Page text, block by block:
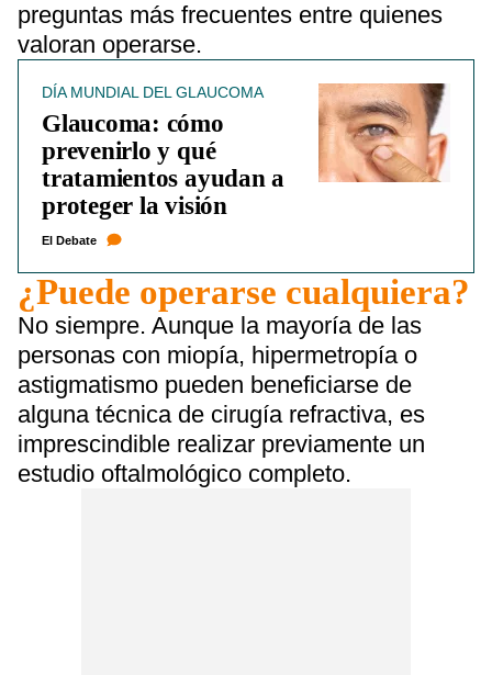
preguntas más frecuentes entre quienes
valoran operarse.
DÍA MUNDIAL DEL GLAUCOMA
Glaucoma: cómo
prevenirlo y qué
tratamientos ayudan a
proteger la visión
El Debate
¿Puede operarse cualquiera?
No siempre. Aunque la mayoría de las
personas con miopía, hipermetropía o
astigmatismo pueden beneficiarse de
alguna técnica de cirugía refractiva, es
imprescindible realizar previamente un
estudio oftalmológico completo.